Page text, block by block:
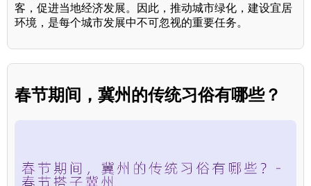
客，促进当地经济发展。因此，推动城市绿化，建设宜居
环境，是每个城市发展中不可忽视的重要任务。
春节期间，冀州的传统习俗有哪些？